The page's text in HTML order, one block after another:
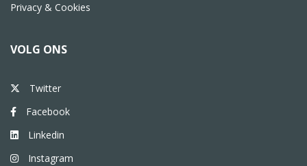
Privacy & Cookies
VOLG ONS
Twitter
Facebook
Linkedin
Instagram